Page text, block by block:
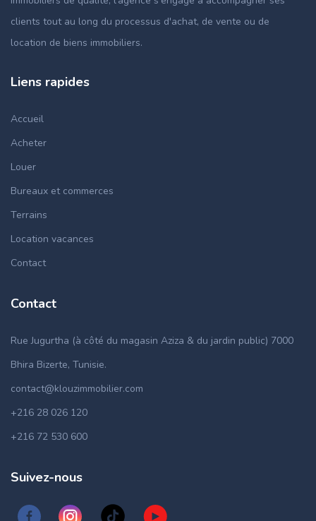
clients tout au long du processus d'achat, de vente ou de
location de biens immobiliers.
Liens rapides
Accueil
Acheter
Louer
Bureaux et commerces
Terrains
Location vacances
Contact
Contact
Rue Jugurtha (à côté du magasin Aziza & du jardin public) 7000
Bhira Bizerte, Tunisie.
contact@klouzimmobilier.com
+216 28 026 120
+216 72 530 600
Suivez-nous